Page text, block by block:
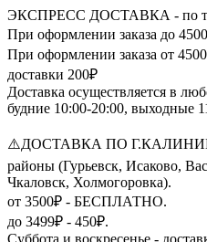
ЭКСПРЕСС ДОСТАВКА - по
При оформлении заказа до
При оформлении заказа от
доставки 200₽
Доставка осуществляется в
будние 10:00-20:00, выходные
⚠️ДОСТАВКА ПО
районы (Гурьевск, Исаково,
Чкаловск, Холмогоровка).
от 3500₽ - БЕСПЛАТНО.
до 3499₽ - 450₽.
Суббота и воскресенье -